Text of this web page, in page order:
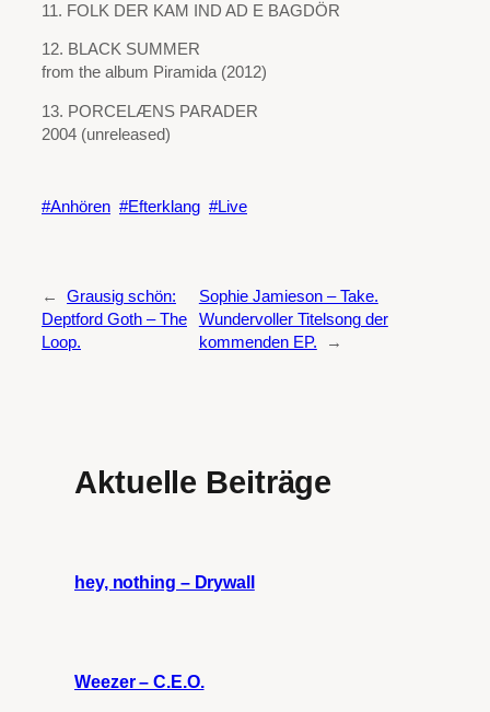
11. FOLK DER KAM IND AD E BAGDÖR
12. BLACK SUMMER
from the album Piramida (2012)
13. PORCELÆNS PARADER
2004 (unreleased)
Anhören Efterklang Live
←
Grausig schön:
Deptford Goth – The
Loop.
Sophie Jamieson – Take.
Wundervoller Titelsong der
kommenden EP.
→
Aktuelle Beiträge
hey, nothing – Drywall
Weezer – C.E.O.